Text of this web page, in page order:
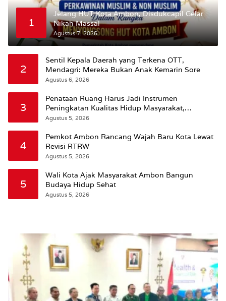
1
Jelang HUT Kota Ambon, Disdukcapil Gelar
Nikah Massal
Agustus 7, 2026
2
Sentil Kepala Daerah yang Terkena OTT,
Mendagri: Mereka Bukan Anak Kemarin Sore
Agustus 6, 2026
3
Penataan Ruang Harus Jadi Instrumen
Peningkatan Kualitas Hidup Masyarakat,
Wattimena: Revisi RT-RW Ditetapkan Pemkot
Agustus 5, 2026
4
Pemkot Ambon Rancang Wajah Baru Kota Lewat
Revisi RTRW
Agustus 5, 2026
5
Wali Kota Ajak Masyarakat Ambon Bangun
Budaya Hidup Sehat
Agustus 5, 2026